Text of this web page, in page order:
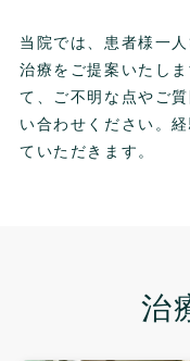
当院では、患者様一
治療をご提案いたし
て、ご不明な点やご
い合わせください。
ていただきます。
治